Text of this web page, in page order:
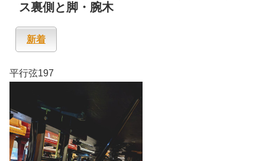
ス裏側と脚・腕木
新着
平行弦197